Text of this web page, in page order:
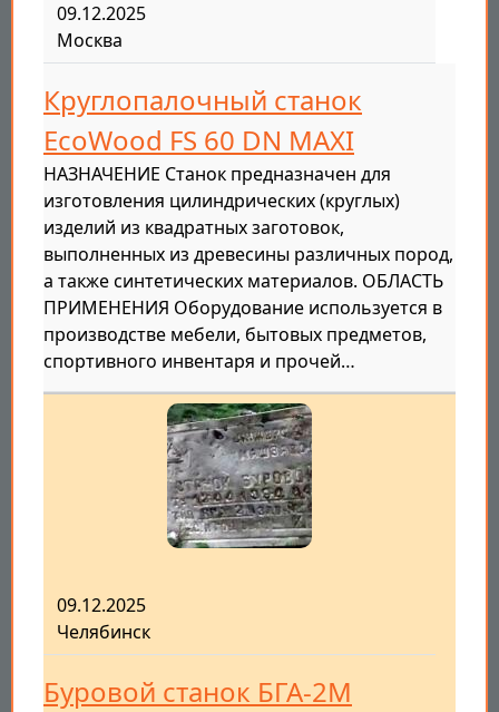
09.12.2025
Москва
Круглопалочный станок
EcoWood FS 60 DN MAXI
НАЗНАЧЕНИЕ Станок предназначен для
изготовления цилиндрических (круглых)
изделий из квадратных заготовок,
выполненных из древесины различных пород,
а также синтетических материалов. ОБЛАСТЬ
ПРИМЕНЕНИЯ Оборудование используется в
производстве мебели, бытовых предметов,
спортивного инвентаря и прочей…
09.12.2025
Челябинск
Буровой станок БГА-2М